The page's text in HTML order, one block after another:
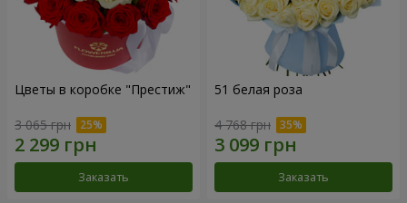
Цветы в коробке "Престиж"
3 065 грн
Заказать
51 белая роза
4 768 грн
Заказать